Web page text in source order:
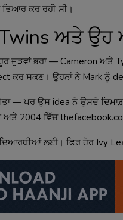
ਕਰ ਰਹੀ ਸੀ।
ਅਤੇ
ਜੁੜਵਾਂ ਭਰਾ — Cameron ਅਤੇ
ਕਰ ਸਕਣ। ਉਹਨਾਂ ਨੇ Mark ਨੂੰ
— ਪਰ ਉਸ idea ਨੇ ਉਸਦੇ
2004 ਵਿੱਚ
ਲਈ। ਫਿਰ ਹੋਰ Ivy